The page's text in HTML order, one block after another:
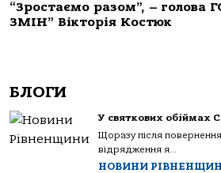
“Зростаємо разом”, – голова
ЗМІН” Вікторія Костюк
БЛОГИ
У святкових обіймах
Щоразу після
відрядження я...
НОВИНИ